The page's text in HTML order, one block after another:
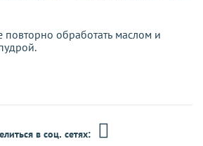
повторно обработать маслом и
в соц. сетях: